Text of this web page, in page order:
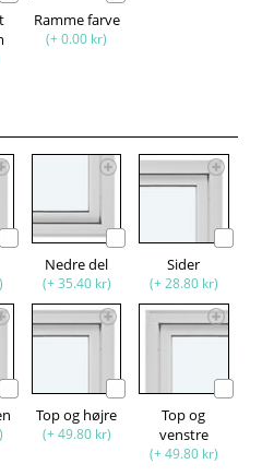
Ramme farve
(+ 0.00 kr)
Nedre del
(+ 35.40 kr)
Sider
(+ 28.80 kr)
Top og højre
(+ 49.80 kr)
Top og
venstre
(+ 49.80 kr)